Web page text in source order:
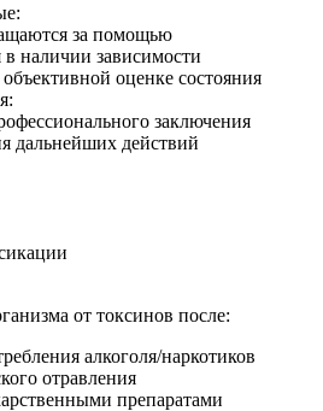
за помощью
наличии зависимости
оценке состояния
заключения
дальнейших действий
от токсинов после:
алкоголя/наркотиков
отравления
препаратами